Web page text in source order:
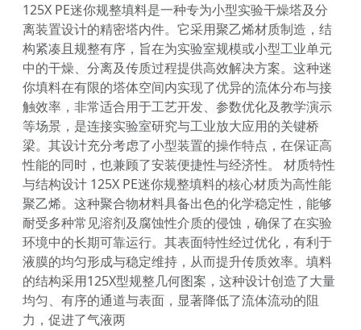
125X PE迷你规整填料是一种专为小型实验干燥塔及分
离装置设计的精密塔内件。它采用聚乙烯材质制造，结
构紧凑且规整有序，旨在为实验室规模或小型工业单元
中的干燥、分离及传质过程提供高效解决方案。这种迷
你填料在有限的塔体空间内实现了优异的流体分布与接
触效率，非常适合用于工艺开发、参数优化及教学演示
等场景，是连接实验室研究与工业放大应用的关键桥
梁。其设计充分考虑了小型装置的操作特点，在保证高
性能的同时，也兼顾了安装便捷性与经济性。 材质特性
与结构设计 125X PE迷你规整填料的核心材质为高性能
聚乙烯。这种聚合物材料具备出色的化学稳定性，能够
耐受多种常见溶剂及腐蚀性介质的侵蚀，确保了在实验
环境中的长期可靠运行。其表面特性经过优化，有利于
液膜的均匀形成与稳定维持，从而提升传质效率。填料
的结构采用125X型规整几何图案，这种设计创造了大量
均匀、有序的通道与表面，显著降低了流体流动的阻
力，促进了气液两